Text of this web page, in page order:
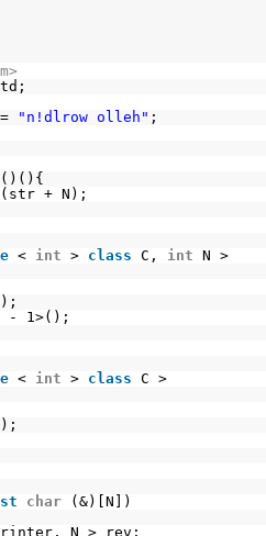
"n!dlrow olleh" ;
+ N);
< int > class C, int N >
- 1>();
< int > class C >
char
(&)[N])
N > rev;